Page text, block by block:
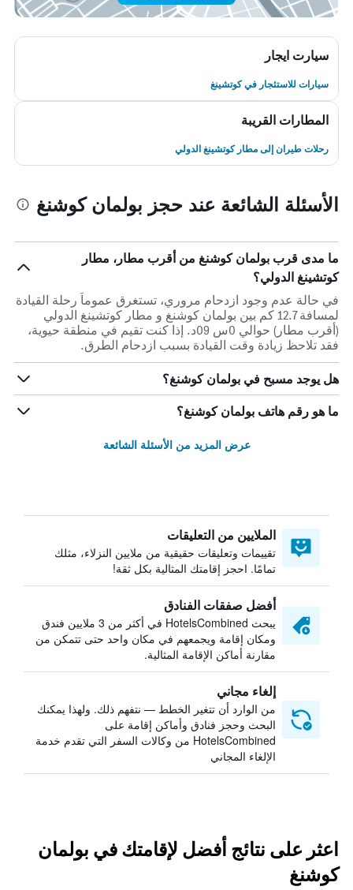
سيارت ايجار
سيارات للاستئجار في كوتشينغ
المطارات القريبة
رحلات طيران إلى مطار كوتشينغ الدولي
الأسئلة الشائعة عند حجز بولمان كوشنغ
ما مدى قرب بولمان كوشنغ من أقرب مطار، مطار
كوتشينغ الدولي؟
في حالة عدم وجود ازدحام مروري، تستغرق عموماً رحلة القيادة
لمسافة 12.7 كم بين بولمان كوشنغ و مطار كوتشينغ الدولي
(أقرب مطار) حوالي 0س 09د. إذا كنت تقيم في منطقة حيوية،
فقد تلاحظ زيادة وقت القيادة بسبب ازدحام الطرق.
هل يوجد مسبح في بولمان كوشنغ؟
ما هو رقم هاتف بولمان كوشنغ؟
عرض المزيد من الأسئلة الشائعة
الملايين من التعليقات
تقييمات وتعليقات حقيقية من ملايين النزلاء، مثلك
تمامًا. احجز إقامتك المثالية بكل ثقة!
أفضل صفقات الفنادق
يبحث HotelsCombined في أكثر من 3 ملايين فندق
ومكان إقامة ويجمعهم في مكان واحد حتى تتمكن من
مقارنة أماكن الإقامة المثالية.
إلغاء مجاني
من الوارد أن تتغير الخطط — نتفهم ذلك. ولهذا يمكنك
البحث وحجز فنادق وأماكن إقامة على
HotelsCombined من وكالات السفر التي تقدم خدمة
الإلغاء المجاني
اعثر على نتائج أفضل لإقامتك في بولمان
كوشنغ